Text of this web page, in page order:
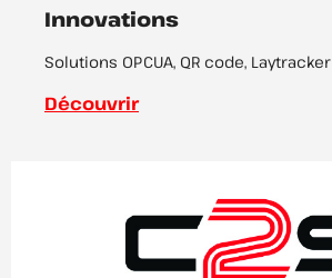
Innovations
Solutions OPCUA, QR code, Laytracker
Découvrir